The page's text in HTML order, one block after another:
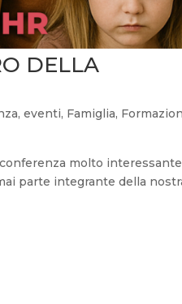
DELLA
, eventi, Famiglia,
molto
parte integrante della